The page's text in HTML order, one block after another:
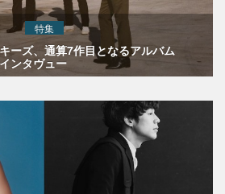
特集
ーズ、通算7作目となるアルバム
ンタヴュー